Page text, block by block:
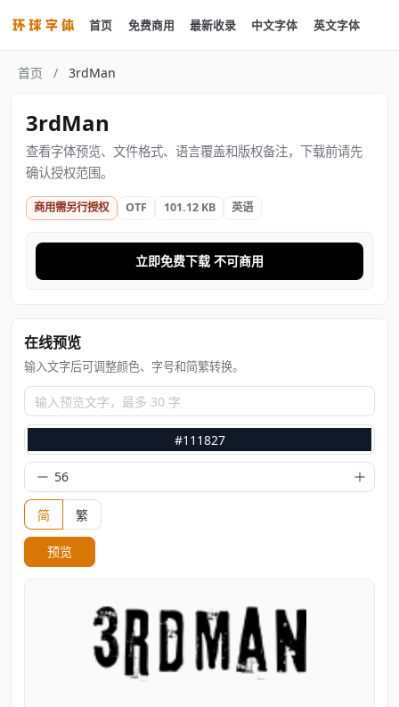
首页 免费商用 最新收录 中文字体 英文字体
首页 / 3rdMan
3rdMan
查看字体预览、文件格式、语言覆盖和版权备注，下载前请先
确认授权范围。
商用需另行授权 OTF 101.12 KB 英语
立即免费下载 不可商用
在线预览
输入文字后可调整颜色、字号和简繁转换。
输入预览文字，最多 30 字
#111827
简 繁
预览